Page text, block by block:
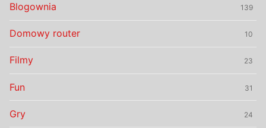
Blogownia 139
Domowy router 10
Filmy 23
Fun 31
Gry 24